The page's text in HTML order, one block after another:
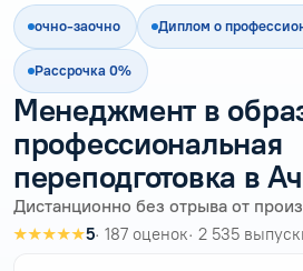
очно-заочно Диплом о
Рассрочка 0%
Менеджмент в
профессиональная
переподготовка в
Дистанционно без отрыва от
★★★★★5· 187 оценок· 2 535